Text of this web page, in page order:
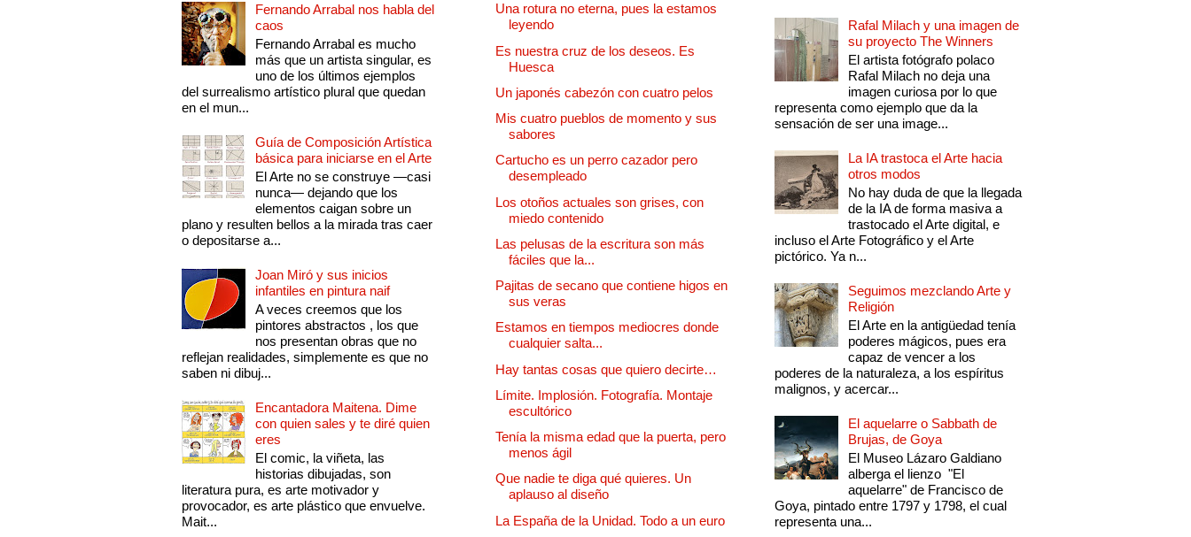
Fernando Arrabal nos habla del
caos
Fernando Arrabal es mucho
más que un artista singular, es
uno de los últimos ejemplos
del surrealismo artístico plural que quedan
en el mun...
Guía de Composición Artística
básica para iniciarse en el Arte
El Arte no se construye —casi
nunca— dejando que los
elementos caigan sobre un
plano y resulten bellos a la mirada tras caer
o depositarse a...
Joan Miró y sus inicios
infantiles en pintura naif
A veces creemos que los
pintores abstractos , los que
nos presentan obras que no
reflejan realidades, simplemente es que no
saben ni dibuj...
Encantadora Maitena. Dime
con quien sales y te diré quien
eres
El comic, la viñeta, las
historias dibujadas, son
literatura pura, es arte motivador y
provocador, es arte plástico que envuelve.
Mait...
Una rotura no eterna, pues la estamos
leyendo
Es nuestra cruz de los deseos. Es
Huesca
Un japonés cabezón con cuatro pelos
Mis cuatro pueblos de momento y sus
sabores
Cartucho es un perro cazador pero
desempleado
Los otoños actuales son grises, con
miedo contenido
Las pelusas de la escritura son más
fáciles que la...
Pajitas de secano que contiene higos en
sus veras
Estamos en tiempos mediocres donde
cualquier salta...
Hay tantas cosas que quiero decirte…
Límite. Implosión. Fotografía. Montaje
escultórico
Tenía la misma edad que la puerta, pero
menos ágil
Que nadie te diga qué quieres. Un
aplauso al diseño
La España de la Unidad. Todo a un euro
Rafal Milach y una imagen de
su proyecto The Winners
El artista fotógrafo polaco
Rafal Milach no deja una
imagen curiosa por lo que
representa como ejemplo que da la
sensación de ser una image...
La IA trastoca el Arte hacia
otros modos
No hay duda de que la llegada
de la IA de forma masiva a
trastocado el Arte digital, e
incluso el Arte Fotográfico y el Arte
pictórico. Ya n...
Seguimos mezclando Arte y
Religión
El Arte en la antigüedad tenía
poderes mágicos, pues era
capaz de vencer a los
poderes de la naturaleza, a los espíritus
malignos, y acercar...
El aquelarre o Sabbath de
Brujas, de Goya
El Museo Lázaro Galdiano
alberga el lienzo "El
aquelarre" de Francisco de
Goya, pintado entre 1797 y 1798, el cual
representa una...